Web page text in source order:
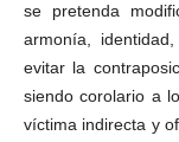
se pretenda
armonía,
evitar la
siendo corolario a
víctima indirecta y